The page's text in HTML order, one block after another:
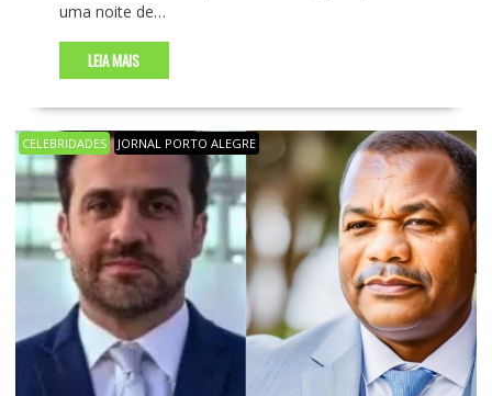
uma noite de…
LEIA MAIS
CELEBRIDADES JORNAL PORTO ALEGRE